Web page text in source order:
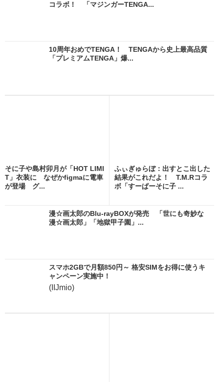
コラボ！ 「マジンガーTENGA...
10周年おめでTENGA！ TENGAから史上最高品質
「プレミアムTENGA」爆...
そに子や島村卯月が「HOT LIMI
T」衣装に なぜかfigmaに電車
が登場 グ...
ふぃぎゅらぼ：出すとこ出した
結果がこれだよ！ T.M.Rコラ
ボ「すーぱーそに子 ...
漫☆画太郎のBlu-rayBOXが発売 「世にも奇妙な
漫☆画太郎」「地獄甲子園」...
スマホ2GBで月額850円～ 格安SIMをお得に使うキ
ャンペーン実施中！
(IIJmio)